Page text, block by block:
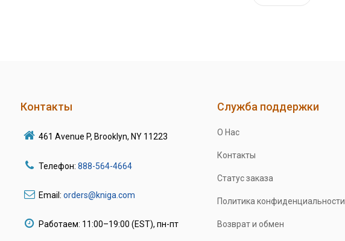
Контакты
461 Avenue P, Brooklyn, NY 11223
Телефон: 888-564-4664
Email: orders@kniga.com
Работаем: 11:00–19:00 (EST), пн-пт
Служба поддержки
О Нас
Контакты
Статус заказа
Политика конфиденциальности
Возврат и обмен